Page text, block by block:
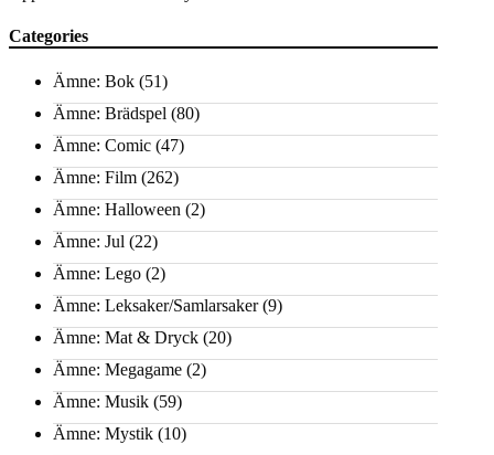
Categories
Ämne: Bok (51)
Ämne: Brädspel (80)
Ämne: Comic (47)
Ämne: Film (262)
Ämne: Halloween (2)
Ämne: Jul (22)
Ämne: Lego (2)
Ämne: Leksaker/Samlarsaker(9)
Ämne: Mat & Dryck (20)
Ämne: Megagame (2)
Ämne: Musik (59)
Ämne: Mystik (10)